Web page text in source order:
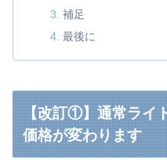
補足
最後に
【改訂①】通常ライ
価格が変わります